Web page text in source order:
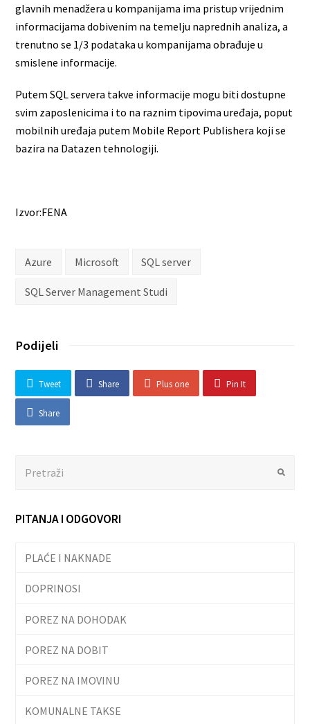
glavnih menadžera u kompanijama ima pristup vrijednim
informacijama dobivenim na temelju naprednih analiza, a
trenutno se 1/3 podataka u kompanijama obrađuje u
smislene informacije.
Putem SQL servera takve informacije mogu biti dostupne
svim zaposlenicima i to na raznim tipovima uređaja, poput
mobilnih uređaja putem Mobile Report Publishera koji se
bazira na Datazen tehnologiji.
Izvor:FENA
Azure Microsoft SQL server
SQL Server Management Studi
Podijeli
Tweet Share Plus one Pin It
Share
Submit
PITANJA I ODGOVORI
PLAĆE I NAKNADE
DOPRINOSI
POREZ NA DOHODAK
POREZ NA DOBIT
POREZ NA IMOVINU
KOMUNALNE TAKSE